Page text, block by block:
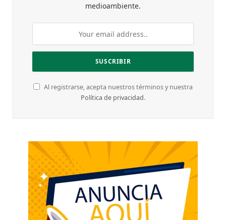
medioambiente.
Al registrarse, acepta nuestros términos y nuestra
Política de privacidad.